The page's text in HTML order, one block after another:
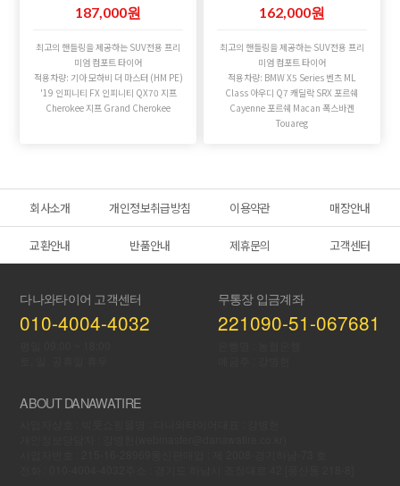
187,000원
최고의 핸들링을 제공하는 SUV전용 프리
미엄 컴포트 타이어
적용차량: 기아 모하비 더 마스터 (HM PE)
'19 인피니티 FX 인피니티 QX70 지프
Cherokee 지프 Grand Cherokee
162,000원
최고의 핸들링을 제공하는 SUV전용 프리
미엄 컴포트 타이어
적용차량: BMW X5 Series 벤츠 ML
Class 아우디 Q7 캐딜락 SRX 포르쉐
Cayenne 포르쉐 Macan 폭스바겐
Touareg
회사소개 개인정보취급방침 이용약관 매장안내
교환안내 반품안내 제휴문의 고객센터
다나와타이어 고객센터
010-4004-4032
무통장 입금계좌
221090-51-067681
ABOUT DANAWATIRE